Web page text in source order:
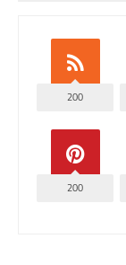
200
200